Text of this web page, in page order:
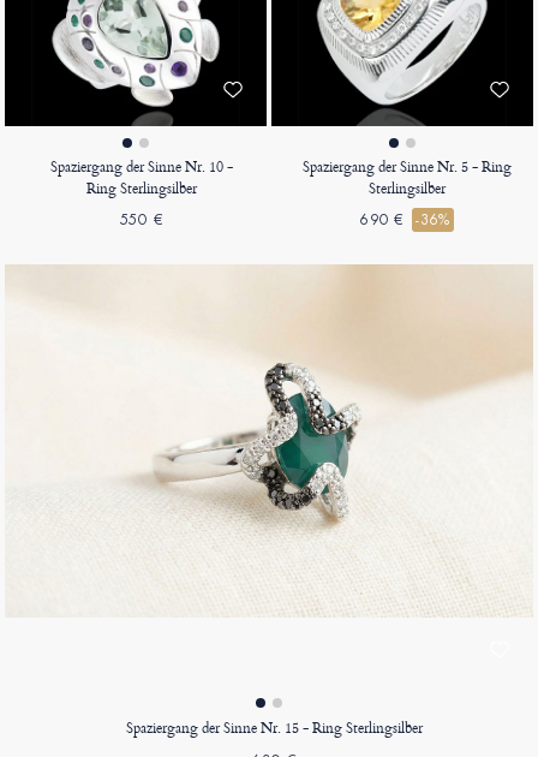
Spaziergang der Sinne Nr. 10 -
Ring Sterlingsilber
550 €
Spaziergang der Sinne Nr. 5 - Ring
Sterlingsilber
690 € -36%
Spaziergang der Sinne Nr. 15 - Ring Sterlingsilber